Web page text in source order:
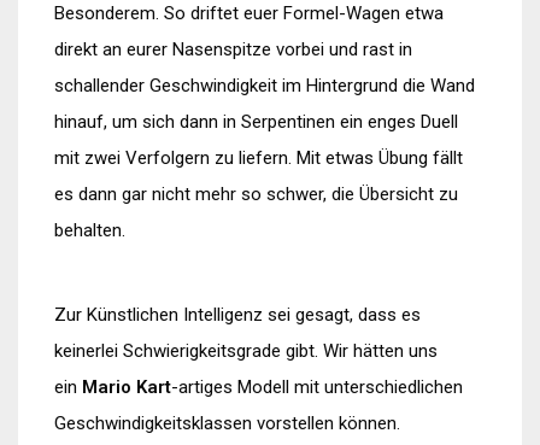
Besonderem. So driftet euer Formel-Wagen etwa
direkt an eurer Nasenspitze vorbei und rast in
schallender Geschwindigkeit im Hintergrund die Wand
hinauf, um sich dann in Serpentinen ein enges Duell
mit zwei Verfolgern zu liefern. Mit etwas Übung fällt
es dann gar nicht mehr so schwer, die Übersicht zu
behalten.
Zur Künstlichen Intelligenz sei gesagt, dass es
keinerlei Schwierigkeitsgrade gibt. Wir hätten uns
ein Mario Kart-artiges Modell mit unterschiedlichen
Geschwindigkeitsklassen vorstellen können.